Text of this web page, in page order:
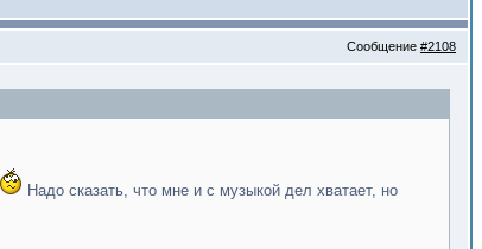
Сообщение #2108
Надо сказать, что мне и с музыкой дел хватает, но